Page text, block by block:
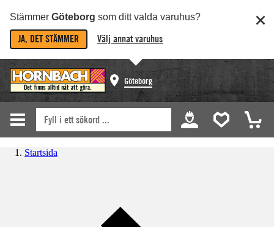
Stämmer Göteborg som ditt valda varuhus?
JA, DET STÄMMER Välj annat varuhus
Göteborg
Startsida